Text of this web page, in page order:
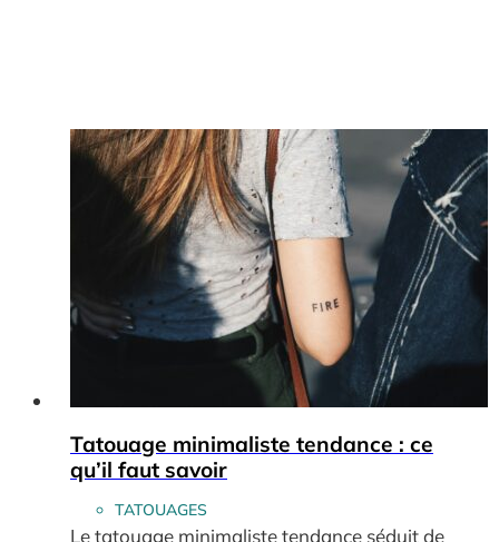
Tatouage minimaliste tendance : ce
qu’il faut savoir
TATOUAGES
Le tatouage minimaliste tendance séduit de